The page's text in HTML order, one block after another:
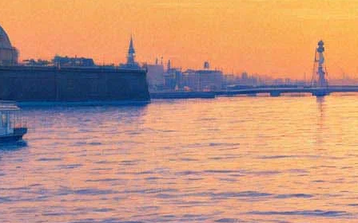
Версия для печати
Организаторы концерта Робби Уильямса сообщили
подробности об отмене концерта певца в Петербурге. По их
словам, артист был госпитализирован из-за внезапного
ухудшения здоровья, и в ближайшее время не сможет давать
концерты. Тем не менее, с менеджментом ведутся переговоры
о переносе шоу — если состояние здоровья Робби Уильямса
позволит ему выступить перед российской публикой позднее.